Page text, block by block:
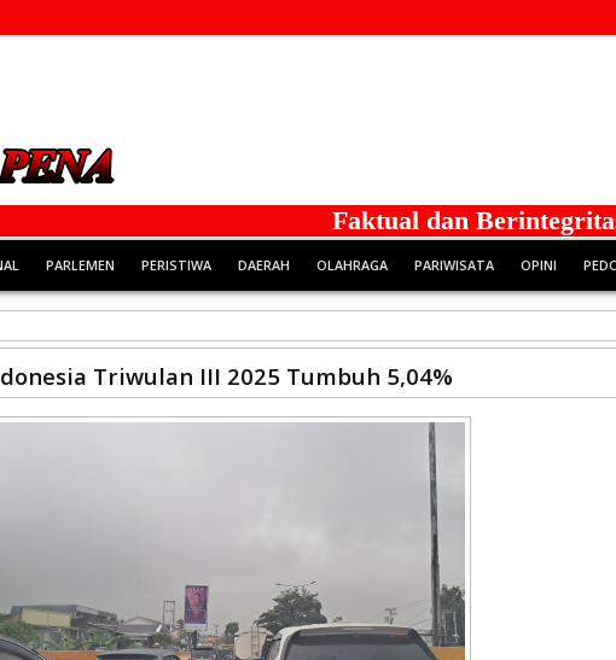
Faktual dan Berintegritas
PARLEMEN PERISTIWA DAERAH OLAHRAGA PARIWISATA OPINI
Triwulan III 2025 Tumbuh 5,04%